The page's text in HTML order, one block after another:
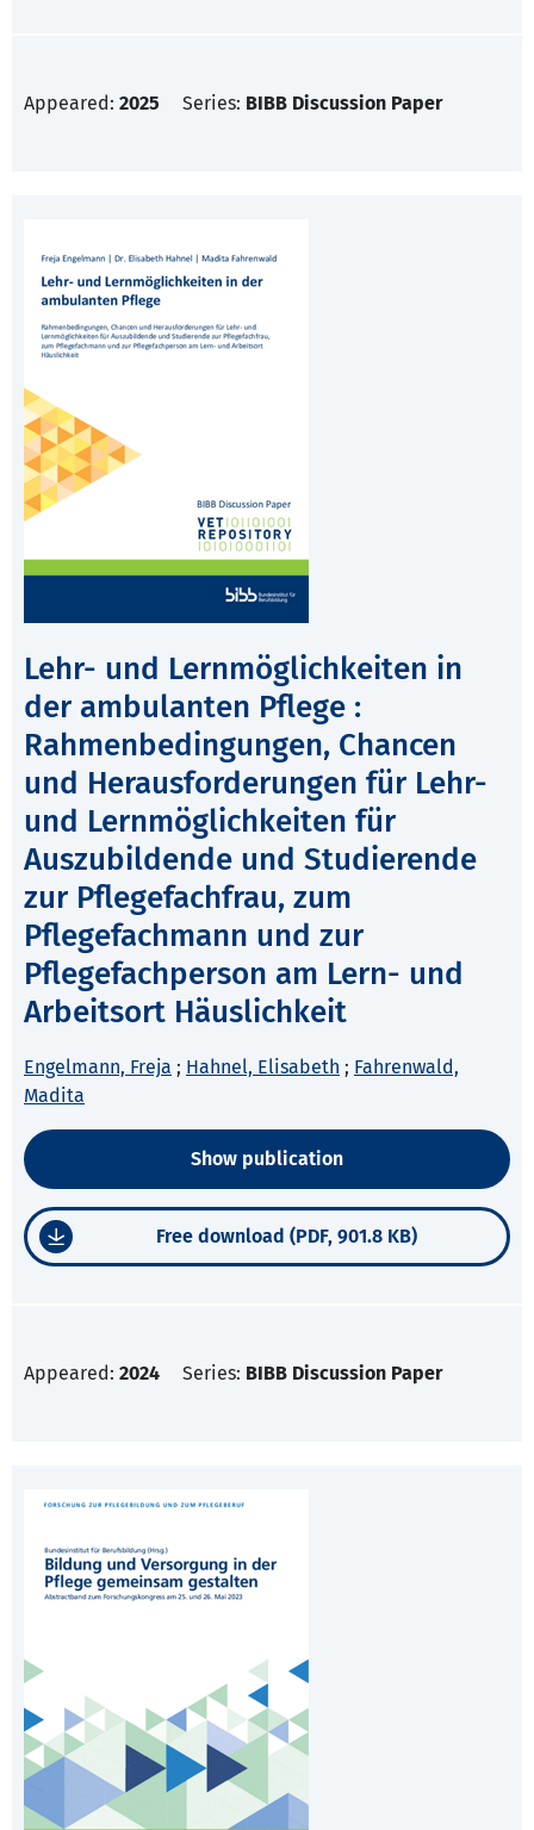
Appeared: 2025 Series: BIBB Discussion Paper
Lehr- und Lernmöglichkeiten in
der ambulanten Pflege :
Rahmenbedingungen, Chancen
und Herausforderungen für Lehr-
und Lernmöglichkeiten für
Auszubildende und Studierende
zur Pflegefachfrau, zum
Pflegefachmann und zur
Pflegefachperson am Lern- und
Arbeitsort Häuslichkeit
Engelmann, Freja ; Hahnel, Elisabeth ; Fahrenwald,
Madita
Show publication
Free download (PDF, 901.8 KB)
Appeared: 2024 Series: BIBB Discussion Paper